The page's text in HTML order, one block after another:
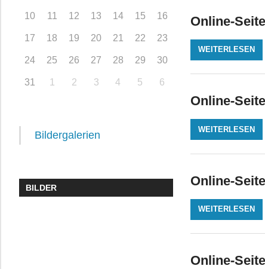
Online-
WEITERLESEN
Online-
WEITERLESEN
Online-
WEITERLESEN
Online-
10 11 12 13 14 15 16
17 18 19 20 21 22 23
24 25 26 27 28 29 30
31 1 2 3 4 5 6
Bildergalerien
BILDER